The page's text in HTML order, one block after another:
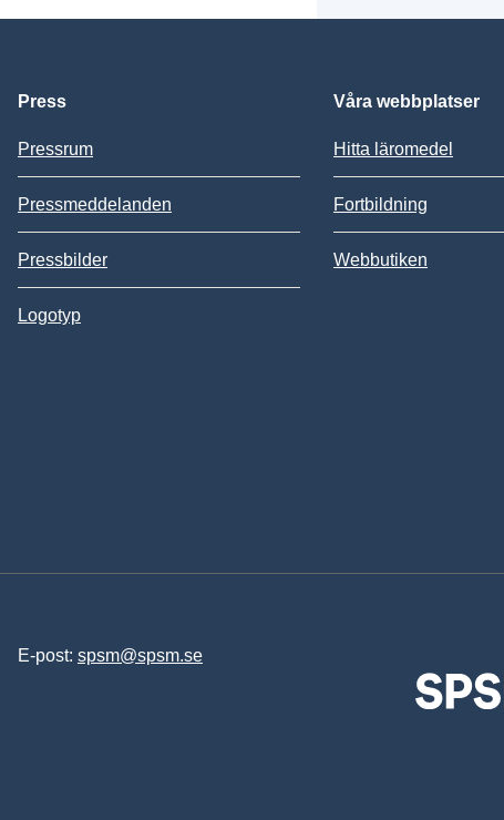
Press
Pressrum
Pressmeddelanden
Pressbilder
Logotyp
Våra webbplatser
Hitta läromedel
Fortbildning
Webbutiken
E-post: spsm@spsm.se